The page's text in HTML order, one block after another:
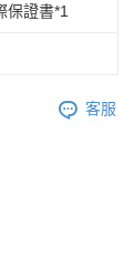
保證書*1
客服